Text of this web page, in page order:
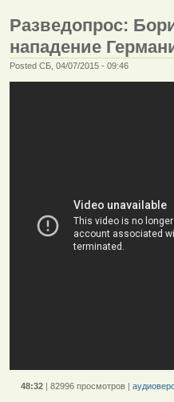
Разведопрос:
нападение
Posted СБ, 04/07/2015 - 09:46
48:32 | 82996 просмотров |